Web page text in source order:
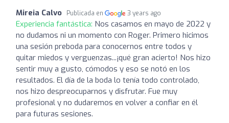
Mireia Calvo Publicada en 3 years ago
Experiencia fantástica: Nos casamos en mayo de 2022 y
no dudamos ni un momento con Roger. Primero hicimos
una sesión preboda para conocernos entre todos y
quitar miedos y verguenzas...¡qué gran acierto! Nos hizo
sentir muy a gusto, cómodos y eso se notó en los
resultados. El día de la boda lo tenía todo controlado,
nos hizo despreocuparnos y disfrutar. Fue muy
profesional y no dudaremos en volver a confiar en él
para futuras sesiones.